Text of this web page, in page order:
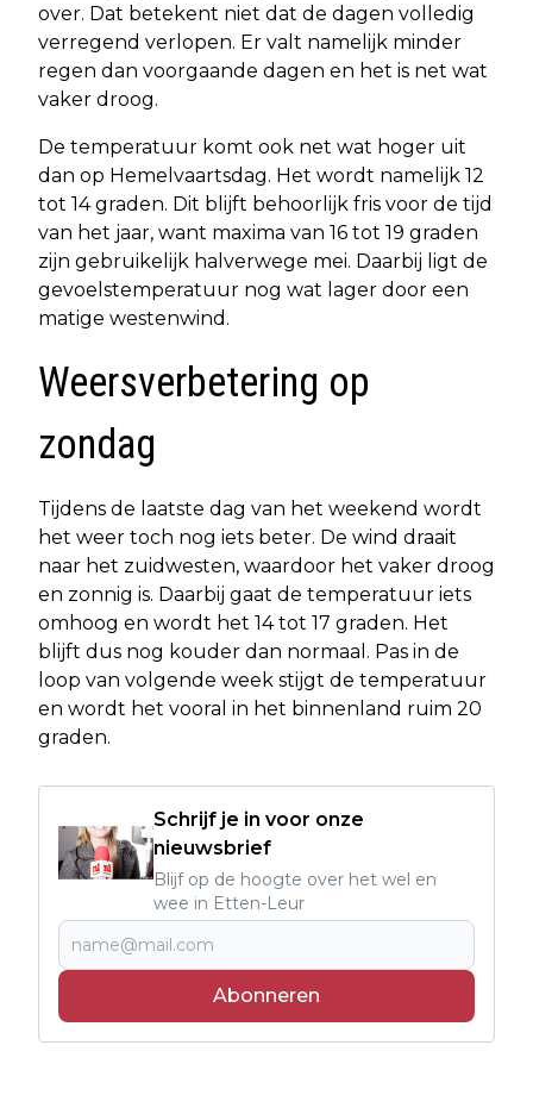
over. Dat betekent niet dat de dagen volledig
verregend verlopen. Er valt namelijk minder
regen dan voorgaande dagen en het is net wat
vaker droog.
De temperatuur komt ook net wat hoger uit
dan op Hemelvaartsdag. Het wordt namelijk 12
tot 14 graden. Dit blijft behoorlijk fris voor de tijd
van het jaar, want maxima van 16 tot 19 graden
zijn gebruikelijk halverwege mei. Daarbij ligt de
gevoelstemperatuur nog wat lager door een
matige westenwind.
Weersverbetering op
zondag
Tijdens de laatste dag van het weekend wordt
het weer toch nog iets beter. De wind draait
naar het zuidwesten, waardoor het vaker droog
en zonnig is. Daarbij gaat de temperatuur iets
omhoog en wordt het 14 tot 17 graden. Het
blijft dus nog kouder dan normaal. Pas in de
loop van volgende week stijgt de temperatuur
en wordt het vooral in het binnenland ruim 20
graden.
Schrijf je in voor onze
nieuwsbrief
Blijf op de hoogte over het wel en
wee in Etten-Leur
Abonneren